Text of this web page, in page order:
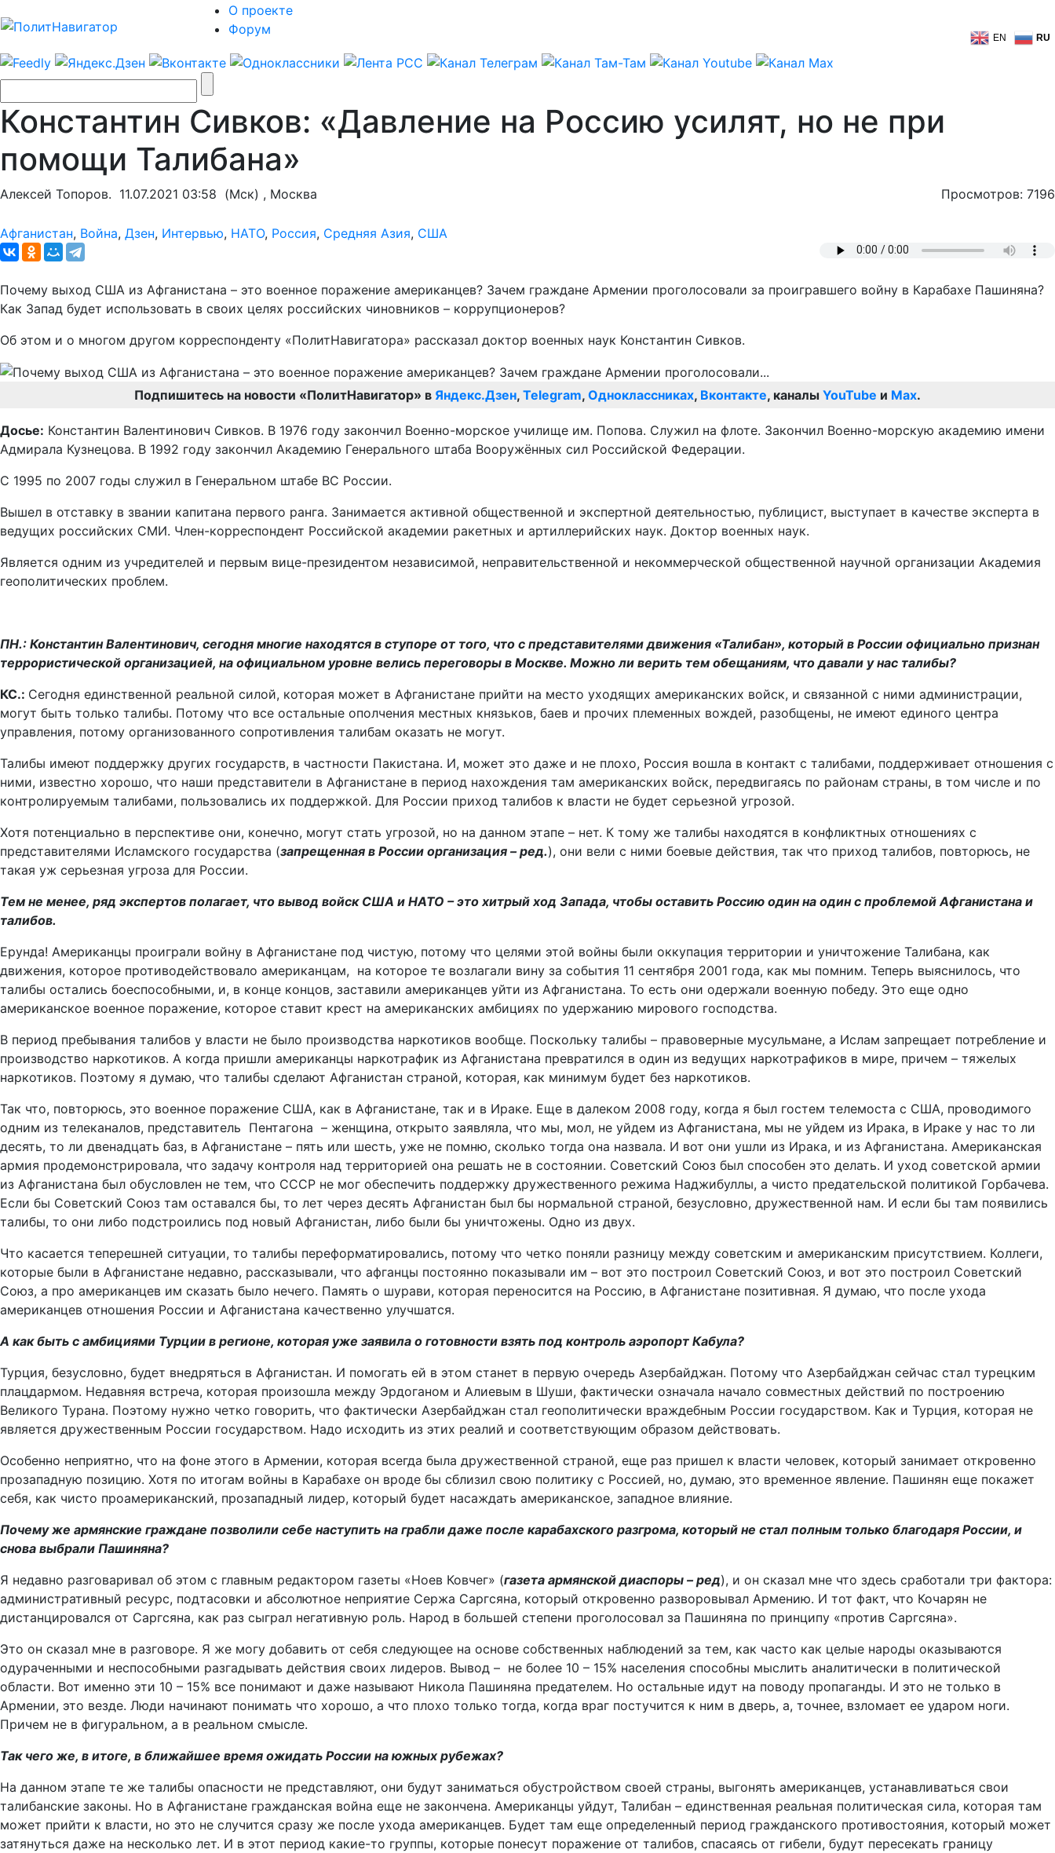
О проекте
Форум
EN RU
Константин Сивков: «Давление на Россию усилят, но не при
помощи Талибана»
Алексей Топоров. 11.07.2021 03:58 (Мск) , Москва Просмотров: 7196
Афганистан, Война, Дзен, Интервью, НАТО, Россия, Средняя Азия, США
Почему выход США из Афганистана – это военное поражение американцев? Зачем граждане Армении проголосовали за проигравшего войну в Карабахе Пашиняна?
Как Запад будет использовать в своих целях российских чиновников – коррупционеров?
Об этом и о многом другом корреспонденту «ПолитНавигатора» рассказал доктор военных наук Константин Сивков.
Подпишитесь на новости «ПолитНавигатор» в Яндекс.Дзен, Telegram, Одноклассниках, Вконтакте, каналы YouTube и Max.
Досье: Константин Валентинович Сивков. В 1976 году закончил Военно-морское училище им. Попова. Служил на флоте. Закончил Военно-морскую академию имени
Адмирала Кузнецова. В 1992 году закончил Академию Генерального штаба Вооружённых сил Российской Федерации.
С 1995 по 2007 годы служил в Генеральном штабе ВС России.
Вышел в отставку в звании капитана первого ранга. Занимается активной общественной и экспертной деятельностью, публицист, выступает в качестве эксперта в
ведущих российских СМИ. Член-корреспондент Российской академии ракетных и артиллерийских наук. Доктор военных наук.
Является одним из учредителей и первым вице-президентом независимой, неправительственной и некоммерческой общественной научной организации Академия
геополитических проблем.
ПН.: Константин Валентинович, сегодня многие находятся в ступоре от того, что с представителями движения «Талибан», который в России официально признан
террористической организацией, на официальном уровне велись переговоры в Москве. Можно ли верить тем обещаниям, что давали у нас талибы?
КС.: Сегодня единственной реальной силой, которая может в Афганистане прийти на место уходящих американских войск, и связанной с ними администрации,
могут быть только талибы. Потому что все остальные ополчения местных князьков, баев и прочих племенных вождей, разобщены, не имеют единого центра
управления, потому организованного сопротивления талибам оказать не могут.
Талибы имеют поддержку других государств, в частности Пакистана. И, может это даже и не плохо, Россия вошла в контакт с талибами, поддерживает отношения с
ними, известно хорошо, что наши представители в Афганистане в период нахождения там американских войск, передвигаясь по районам страны, в том числе и по
контролируемым талибами, пользовались их поддержкой. Для России приход талибов к власти не будет серьезной угрозой.
Хотя потенциально в перспективе они, конечно, могут стать угрозой, но на данном этапе – нет. К тому же талибы находятся в конфликтных отношениях с
представителями Исламского государства (запрещенная в России организация – ред.), они вели с ними боевые действия, так что приход талибов, повторюсь, не
такая уж серьезная угроза для России.
Тем не менее, ряд экспертов полагает, что вывод войск США и НАТО – это хитрый ход Запада, чтобы оставить Россию один на один с проблемой Афганистана и
талибов.
Ерунда! Американцы проиграли войну в Афганистане под чистую, потому что целями этой войны были оккупация территории и уничтожение Талибана, как
движения, которое противодействовало американцам, на которое те возлагали вину за события 11 сентября 2001 года, как мы помним. Теперь выяснилось, что
талибы остались боеспособными, и, в конце концов, заставили американцев уйти из Афганистана. То есть они одержали военную победу. Это еще одно
американское военное поражение, которое ставит крест на американских амбициях по удержанию мирового господства.
В период пребывания талибов у власти не было производства наркотиков вообще. Поскольку талибы – правоверные мусульмане, а Ислам запрещает потребление и
производство наркотиков. А когда пришли американцы наркотрафик из Афганистана превратился в один из ведущих наркотрафиков в мире, причем – тяжелых
наркотиков. Поэтому я думаю, что талибы сделают Афганистан страной, которая, как минимум будет без наркотиков.
Так что, повторюсь, это военное поражение США, как в Афганистане, так и в Ираке. Еще в далеком 2008 году, когда я был гостем телемоста с США, проводимого
одним из телеканалов, представитель Пентагона – женщина, открыто заявляла, что мы, мол, не уйдем из Афганистана, мы не уйдем из Ирака, в Ираке у нас то ли
десять, то ли двенадцать баз, в Афганистане – пять или шесть, уже не помню, сколько тогда она назвала. И вот они ушли из Ирака, и из Афганистана. Американская
армия продемонстрировала, что задачу контроля над территорией она решать не в состоянии. Советский Союз был способен это делать. И уход советской армии
из Афганистана был обусловлен не тем, что СССР не мог обеспечить поддержку дружественного режима Наджибуллы, а чисто предательской политикой Горбачева.
Если бы Советский Союз там оставался бы, то лет через десять Афганистан был бы нормальной страной, безусловно, дружественной нам. И если бы там появились
талибы, то они либо подстроились под новый Афганистан, либо были бы уничтожены. Одно из двух.
Что касается теперешней ситуации, то талибы переформатировались, потому что четко поняли разницу между советским и американским присутствием. Коллеги,
которые были в Афганистане недавно, рассказывали, что афганцы постоянно показывали им – вот это построил Советский Союз, и вот это построил Советский
Союз, а про американцев им сказать было нечего. Память о шурави, которая переносится на Россию, в Афганистане позитивная. Я думаю, что после ухода
американцев отношения России и Афганистана качественно улучшатся.
А как быть с амбициями Турции в регионе, которая уже заявила о готовности взять под контроль аэропорт Кабула?
Турция, безусловно, будет внедряться в Афганистан. И помогать ей в этом станет в первую очередь Азербайджан. Потому что Азербайджан сейчас стал турецким
плацдармом. Недавняя встреча, которая произошла между Эрдоганом и Алиевым в Шуши, фактически означала начало совместных действий по построению
Великого Турана. Поэтому нужно четко говорить, что фактически Азербайджан стал геополитически враждебным России государством. Как и Турция, которая не
является дружественным России государством. Надо исходить из этих реалий и соответствующим образом действовать.
Особенно неприятно, что на фоне этого в Армении, которая всегда была дружественной страной, еще раз пришел к власти человек, который занимает откровенно
прозападную позицию. Хотя по итогам войны в Карабахе он вроде бы сблизил свою политику с Россией, но, думаю, это временное явление. Пашинян еще покажет
себя, как чисто проамериканский, прозападный лидер, который будет насаждать американское, западное влияние.
Почему же армянские граждане позволили себе наступить на грабли даже после карабахского разгрома, который не стал полным только благодаря России, и
снова выбрали Пашиняна?
Я недавно разговаривал об этом с главным редактором газеты «Ноев Ковчег» (газета армянской диаспоры – ред), и он сказал мне что здесь сработали три фактора:
административный ресурс, подтасовки и абсолютное неприятие Сержа Саргсяна, который откровенно разворовывал Армению. И тот факт, что Кочарян не
дистанцировался от Саргсяна, как раз сыграл негативную роль. Народ в большей степени проголосовал за Пашиняна по принципу «против Саргсяна».
Это он сказал мне в разговоре. Я же могу добавить от себя следующее на основе собственных наблюдений за тем, как часто как целые народы оказываются
одураченными и неспособными разгадывать действия своих лидеров. Вывод – не более 10 – 15% населения способны мыслить аналитически в политической
области. Вот именно эти 10 – 15% все понимают и даже называют Никола Пашиняна предателем. Но остальные идут на поводу пропаганды. И это не только в
Армении, это везде. Люди начинают понимать что хорошо, а что плохо только тогда, когда враг постучится к ним в дверь, а, точнее, взломает ее ударом ноги.
Причем не в фигуральном, а в реальном смысле.
Так чего же, в итоге, в ближайшее время ожидать России на южных рубежах?
На данном этапе те же талибы опасности не представляют, они будут заниматься обустройством своей страны, выгонять американцев, устанавливаться свои
талибанские законы. Но в Афганистане гражданская война еще не закончена. Американцы уйдут, Талибан – единственная реальная политическая сила, которая там
может прийти к власти, но это не случится сразу же после ухода американцев. Будет там еще определенный период гражданского противостояния, который может
затянуться даже на несколько лет. И в этот период какие-то группы, которые понесут поражение от талибов, спасаясь от гибели, будут пересекать границу